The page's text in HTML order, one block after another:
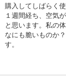
購入してしばらく
１週間経ち、空気
と思います。私の
なにも脆いものか
す。